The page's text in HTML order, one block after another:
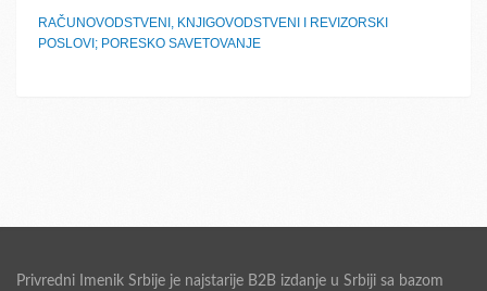
RAČUNOVODSTVENI, KNJIGOVODSTVENI I REVIZORSKI
POSLOVI; PORESKO SAVETOVANJE
Privredni Imenik Srbije je najstarije B2B izdanje u Srbiji sa bazom